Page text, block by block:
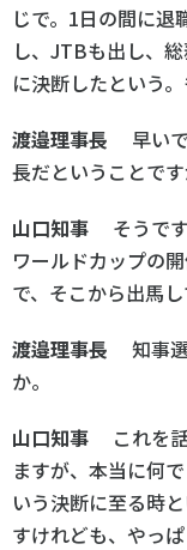
じで。1日の間に退
し、JTBも出し、
に決断したという
渡邉理事長 早い
長だということで
山口知事 そうで
ワールドカップの
で、そこから出馬
渡邉理事長 知事選
か。
山口知事 これを
ますが、本当に何
いう決断に至る時
すけれども、やっ